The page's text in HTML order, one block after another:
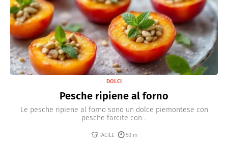
DOLCI
Pesche ripiene al forno
Le pesche ripiene al forno sono un dolce piemontese con
pesche farcite con...
FACILE 50 m